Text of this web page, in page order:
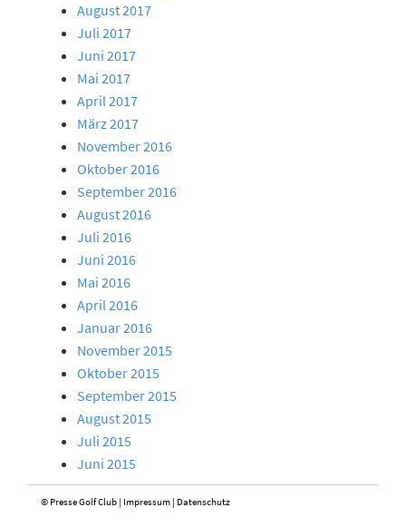
August 2017
Juli 2017
Juni 2017
Mai 2017
April 2017
März 2017
November 2016
Oktober 2016
September 2016
August 2016
Juli 2016
Juni 2016
Mai 2016
April 2016
Januar 2016
November 2015
Oktober 2015
September 2015
August 2015
Juli 2015
Juni 2015
© Presse Golf Club | Impressum | Datenschutz